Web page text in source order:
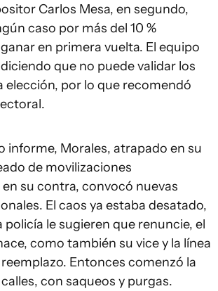
Carlos Mesa, en segundo,
caso por más del 10 %
en primera vuelta. El equipo
que no puede validar los
elección, por lo que recomendó
informe, Morales, atrapado en su
de movilizaciones
su contra, convocó nuevas
El caos ya estaba desatado,
policía le sugieren que renuncie, el
como también su vice y la línea
Entonces comenzó la
con saqueos y purgas.